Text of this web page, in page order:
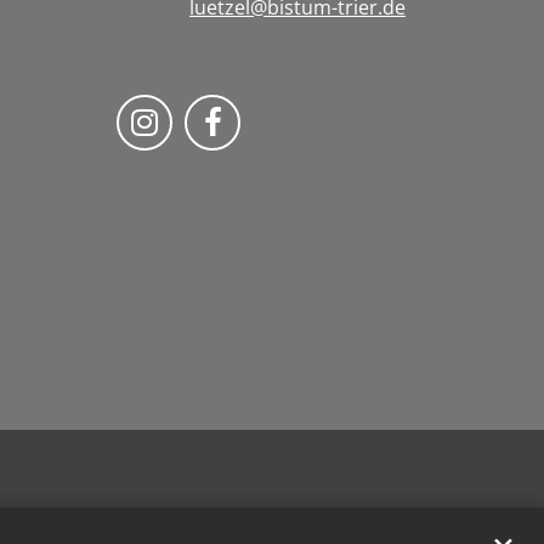
luetzel@bistum-trier.de
Folge uns auf Instragram
Folge uns auf Facebook